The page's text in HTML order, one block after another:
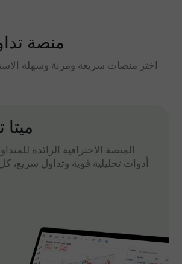
منصة
اختر منصات سريعة ومرنة وسهلة
میتا
المنصة الاحترافية الرائدة
أدوات تحليلية قوية وتداول سريع،